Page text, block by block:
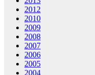
2012
2010
2009
2008
2007
2006
2005
2004